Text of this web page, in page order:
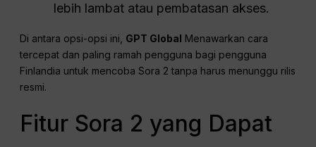
lebih lambat atau pembatasan akses.
Di antara opsi-opsi ini, GPT Global Menawarkan cara
tercepat dan paling ramah pengguna bagi pengguna
Finlandia untuk mencoba Sora 2 tanpa harus menunggu rilis
resmi.
Fitur Sora 2 yang Dapat